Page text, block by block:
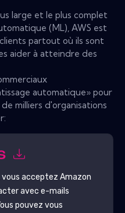
large et le plus complet
(ML), AWS est
partout où ils sont
aider à atteindre des
automatique» pour
milliers d'organisations
acceptez Amazon
avec e-mails
pouvez vous